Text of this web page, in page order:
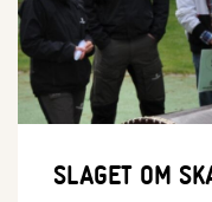
SLAGET OM